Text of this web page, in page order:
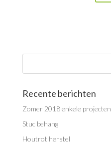
Recente berichten
Zomer 2018 enkele projecten
Stuc behang
Houtrot herstel